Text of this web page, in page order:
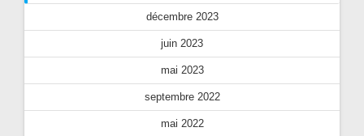
décembre 2023
juin 2023
mai 2023
septembre 2022
mai 2022